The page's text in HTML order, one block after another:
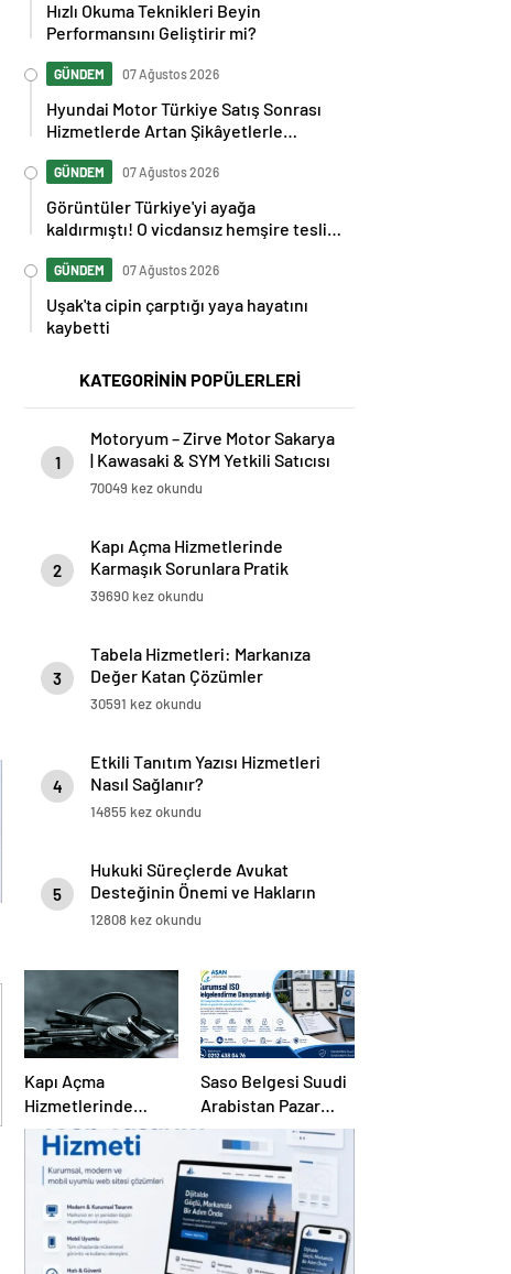
Hızlı Okuma Teknikleri Beyin
Performansını Geliştirir mi?
GÜNDEM 07 Ağustos 2026
Hyundai Motor Türkiye Satış Sonrası
Hizmetlerde Artan Şikâyetlerle
GÜNDEM 07 Ağustos 2026
Görüntüler Türkiye'yi ayağa
kaldırmıştı! O vicdansız hemşire teslim
GÜNDEM 07 Ağustos 2026
Uşak'ta cipin çarptığı yaya hayatını
kaybetti
KATEGORİNİN POPÜLERLERİ
1
Motoryum – Zirve Motor Sakarya
| Kawasaki & SYM Yetkili Satıcısı
ve Servisi
70049 kez okundu
2
Kapı Açma Hizmetlerinde
Karmaşık Sorunlara Pratik
Çözümler
39690 kez okundu
3
Tabela Hizmetleri: Markanıza
Değer Katan Çözümler
30591 kez okundu
4
Etkili Tanıtım Yazısı Hizmetleri
Nasıl Sağlanır?
14855 kez okundu
5
Hukuki Süreçlerde Avukat
Desteğinin Önemi ve Hakların
Korunması
12808 kez okundu
Kapı Açma
Hizmetlerinde
Karmaşık Sorunlara
Pratik Çözümler
Saso Belgesi Suudi
Arabistan Pazar
Erişimini Sağlar